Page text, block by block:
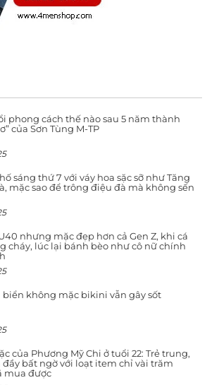
phong cách thế nào sau 5 năm thành
của Sơn Tùng M-TP
sáng thứ 7 với váy hoa sặc sỡ như Tăng
mặc sao để trông điệu đà mà không sến
nhưng mặc đẹp hơn cả Gen Z, khi cá
cháy, lúc lại bánh bèo như cô nữ chính
biển không mặc bikini vẫn gây sốt
của Phương Mỹ Chi ở tuổi 22: Trẻ trung,
đầy bất ngờ với loạt item chỉ vài trăm
mua được